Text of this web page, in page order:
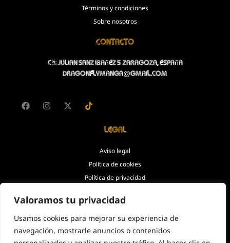
Valoramos tu privacidad
Usamos cookies para mejorar su experiencia de
navegación, mostrarle anuncios o contenidos
Términos y condiciones
Sobre nosotros
Contacto
C/Julian Sanz Ibañez 5 Zaragoza, España
dragonflymanga@gmail.com
Legal
Aviso legal
Política de cookies
Política de privacidad
© Copyright 2026. Todos los
derechos reservados.